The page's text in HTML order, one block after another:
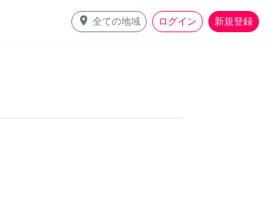
place 全ての地域 ログイン 新規登録